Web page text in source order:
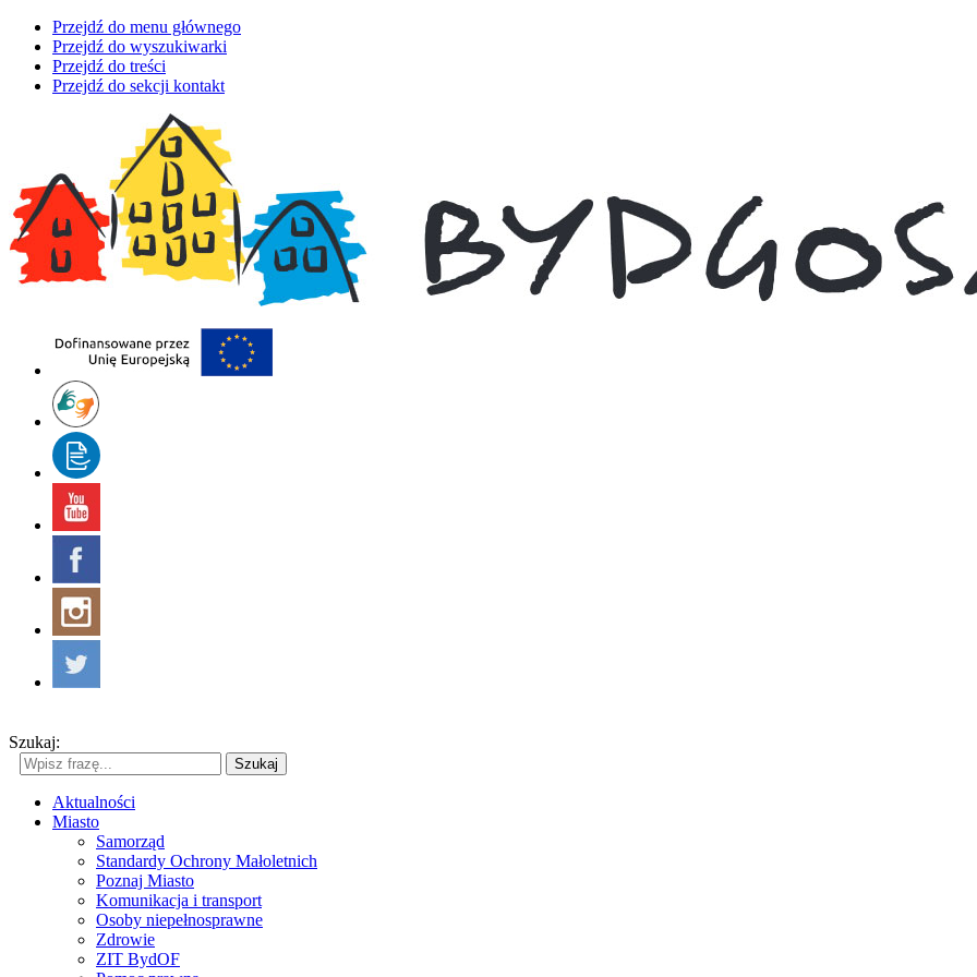
Przejdź do menu głównego
Przejdź do wyszukiwarki
Przejdź do treści
Przejdź do sekcji kontakt
Szukaj:
Szukaj
Aktualności
Miasto
Samorząd
Standardy Ochrony Małoletnich
Poznaj Miasto
Komunikacja i transport
Osoby niepełnosprawne
Zdrowie
ZIT BydOF